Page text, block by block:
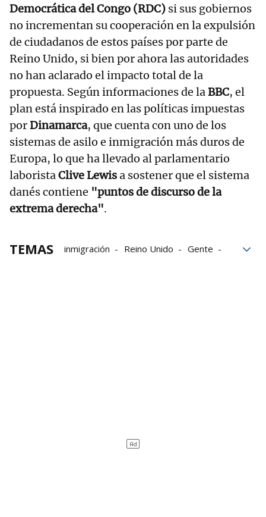
Democrática del Congo (RDC) si sus gobiernos
no incrementan su cooperación en la expulsión
de ciudadanos de estos países por parte de
Reino Unido, si bien por ahora las autoridades
no han aclarado el impacto total de la
propuesta. Según informaciones de laBBC, el
plan está inspirado en las políticas impuestas
porDinamarca, que cuenta con uno de los
sistemas de asilo e inmigración más duros de
Europa, lo que ha llevado al parlamentario
laboristaClive Lewisa sostener que el sistema
danés contiene "puntos de discurso de la
extrema derecha".
TEMAS inmigración Reino Unido
Gente